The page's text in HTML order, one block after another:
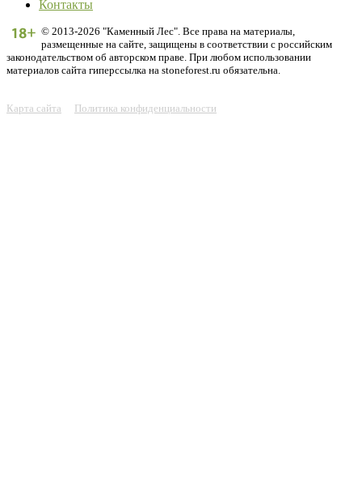
Контакты
© 2013-2026 "Каменный Лес". Все права на материалы,
размещенные на сайте, защищены в соответствии с российским
законодательством об авторском праве. При любом использовании
материалов сайта гиперссылка на stoneforest.ru обязательна.
Карта сайта Политика конфиденциальности